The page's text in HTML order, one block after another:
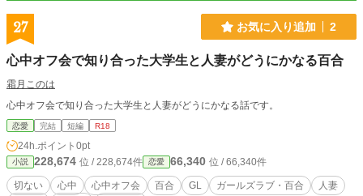
27 お気に入り追加 2
心中オフ会で知り合った大学生と人妻がどうにかなる百合
霜月このは
心中オフ会で知り合った大学生と人妻がどうにかなる話です。
恋愛 完結 短編 R18
24h.ポイント 0pt
小説 228,674 位 / 228,674件 恋愛 66,340 位 / 66,340件
切ない 心中 心中オフ会 百合 GL ガールズラブ・百合
人妻